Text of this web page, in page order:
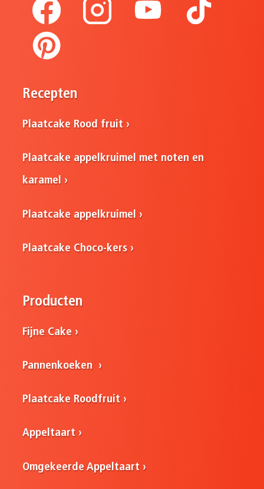
Recepten
Plaatcake Rood fruit
Plaatcake appelkruimel met noten en
karamel
Plaatcake appelkruimel
Plaatcake Choco-kers
Producten
Fijne Cake
Pannenkoeken
Plaatcake Roodfruit
Appeltaart
Omgekeerde Appeltaart